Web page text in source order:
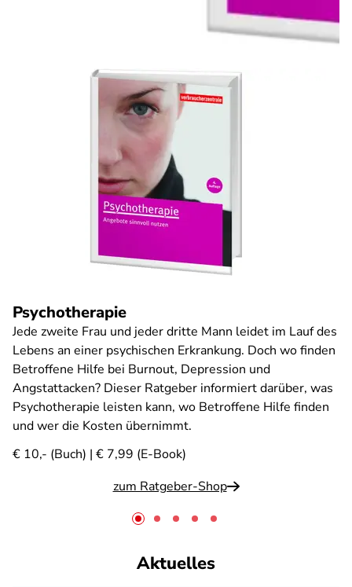
Psychotherapie
Jede zweite Frau und jeder dritte Mann leidet im Lauf des
Lebens an einer psychischen Erkrankung. Doch wo finden
Betroffene Hilfe bei Burnout, Depression und
Angstattacken? Dieser Ratgeber informiert darüber, was
Psychotherapie leisten kann, wo Betroffene Hilfe finden
und wer die Kosten übernimmt.
€ 10,- (Buch) | € 7,99 (E-Book)
zum Ratgeber-Shop
Aktuelles